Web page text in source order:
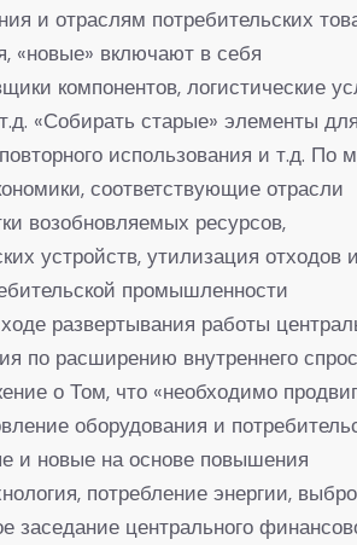
и отраслям потребительских
«новые» включают в себя
компонентов, логистические
«Собирать старые» элементы для
использования и т.д. По
соответствующие отрасли
возобновляемых ресурсов,
устройств, утилизация отходов
промышленности
развертывания работы
по расширению внутреннего
о Том, что «необходимо
оборудования и
и новые на основе повышения
потребление энергии,
заседание центрального